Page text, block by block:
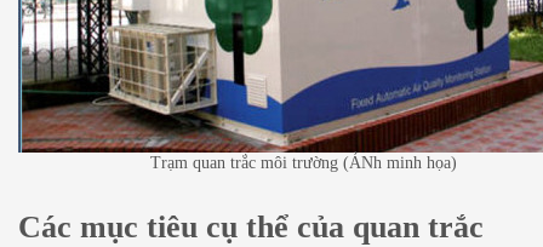
Trạm quan trắc môi trường (ẢNh minh họa)
Các mục tiêu cụ thể của quan trắc